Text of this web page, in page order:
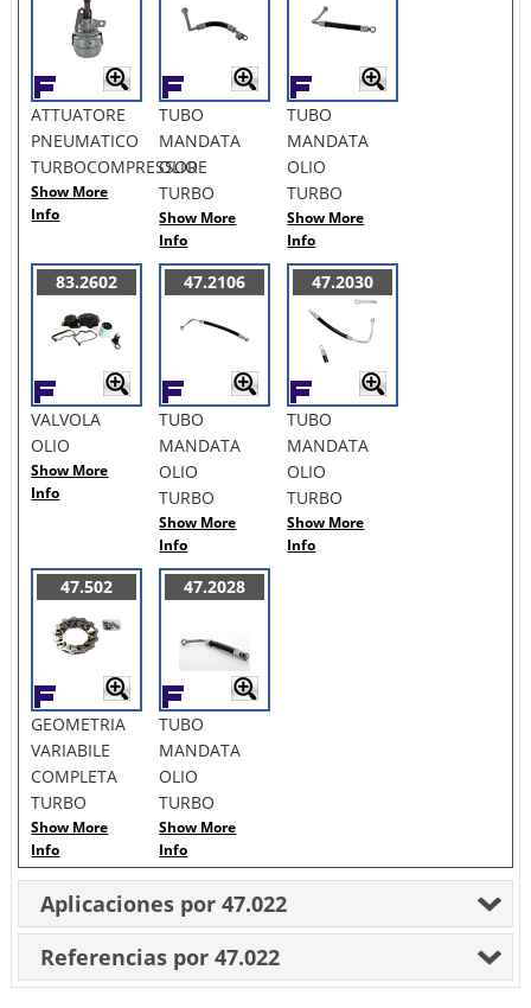
ATTUATORE
PNEUMATICO
TURBOCOMPRESSORE
Show More
Info
TUBO
MANDATA
OLIO
TURBO
Show More
Info
TUBO
MANDATA
OLIO
TURBO
Show More
Info
83.2602
VALVOLA
OLIO
Show More
Info
47.2106
TUBO
MANDATA
OLIO
TURBO
Show More
Info
47.2030
TUBO
MANDATA
OLIO
TURBO
Show More
Info
47.502
GEOMETRIA
VARIABILE
COMPLETA
TURBO
Show More
Info
47.2028
TUBO
MANDATA
OLIO
TURBO
Show More
Info
Aplicaciones por 47.022
Referencias por 47.022